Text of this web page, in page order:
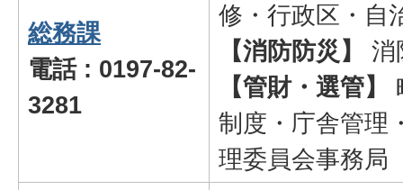
総務課
電話 : 0197-82-
3281
修・行政区・自
【消防防災】
消
【管財・選管】
制度・庁舎管理
理委員会事務局